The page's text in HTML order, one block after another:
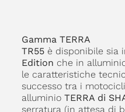
Gamma TERRA
TR55è disponibile sia
Edition che in
le caratteristiche
successo tra i
alluminio TERRA di
serratura (in attesa di